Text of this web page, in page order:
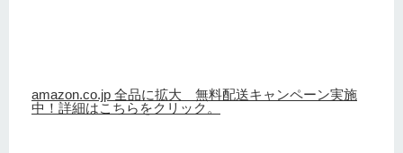
amazon.co.jp 全品に拡大 無料配送キャンペーン実施
中！詳細はこちらをクリック。